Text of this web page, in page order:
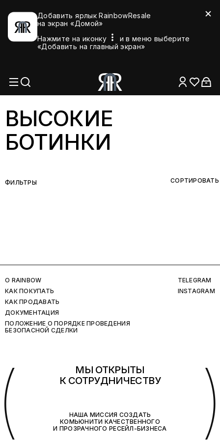
Добавить ярлык RainbowResale
на экран «Домой»
Нажмите на иконку
и в меню выберите
«Добавить на главный экран»
ВЫСОКИЕ
БОТИНКИ
ФИЛЬТРЫ СОРТИРОВАТЬ
O RAINBOW
КАК ПОКУПАТЬ
КАК ПРОДАВАТЬ
ДОКУМЕНТАЦИЯ
ПОЛОЖЕНИЕ О ПОРЯДКЕ ПРОВЕДЕНИЯ
БЕЗОПАСНОЙ СДЕЛКИ
TELEGRAM
INSTAGRAM
МЫ ОТКРЫТЫ
К СОТРУДНИЧЕСТВУ
НАША МИССИЯ СОЗДАТЬ
КОМЬЮНИТИ КАЧЕСТВЕННОГО
И ПРОЗРАЧНОГО РЕСЕЙЛ-БИЗНЕСА